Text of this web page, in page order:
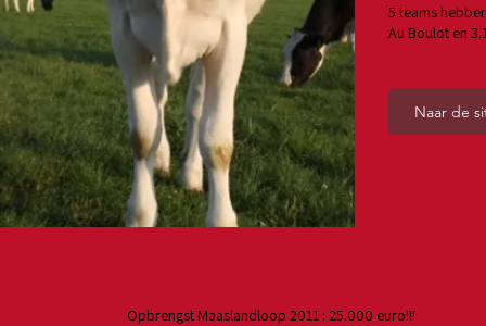
5 teams
Au Boulot en
Naar de
Opbrengst Maaslandloop 2011 : 25.000 euro!!!